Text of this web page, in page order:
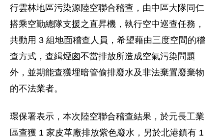
行雲林地區污染源陸空聯合稽查，由中區大隊同仁
搭乘空勤總隊支援之直昇機，執行空中巡查任務，
共動用 3 組地面稽查人員，希望藉由三度空間的稽
查方式，查緝煙囪不當排放所造成空氣污染問題
外，並期能查獲埋暗管偷排廢水及非法棄置廢棄物
的不法業者。
環保署表示，本次陸空聯合稽查結果，於元長工業
區查獲 1 家皮革廠排放紫色廢水，另於北港鎮有 1